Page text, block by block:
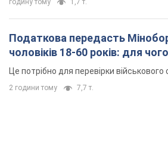
годину тому 1,7 т.
Податкова передасть
чоловіків 18-60 років: для
Це потрібно для перевірки військового
2 години тому 7,7 т.